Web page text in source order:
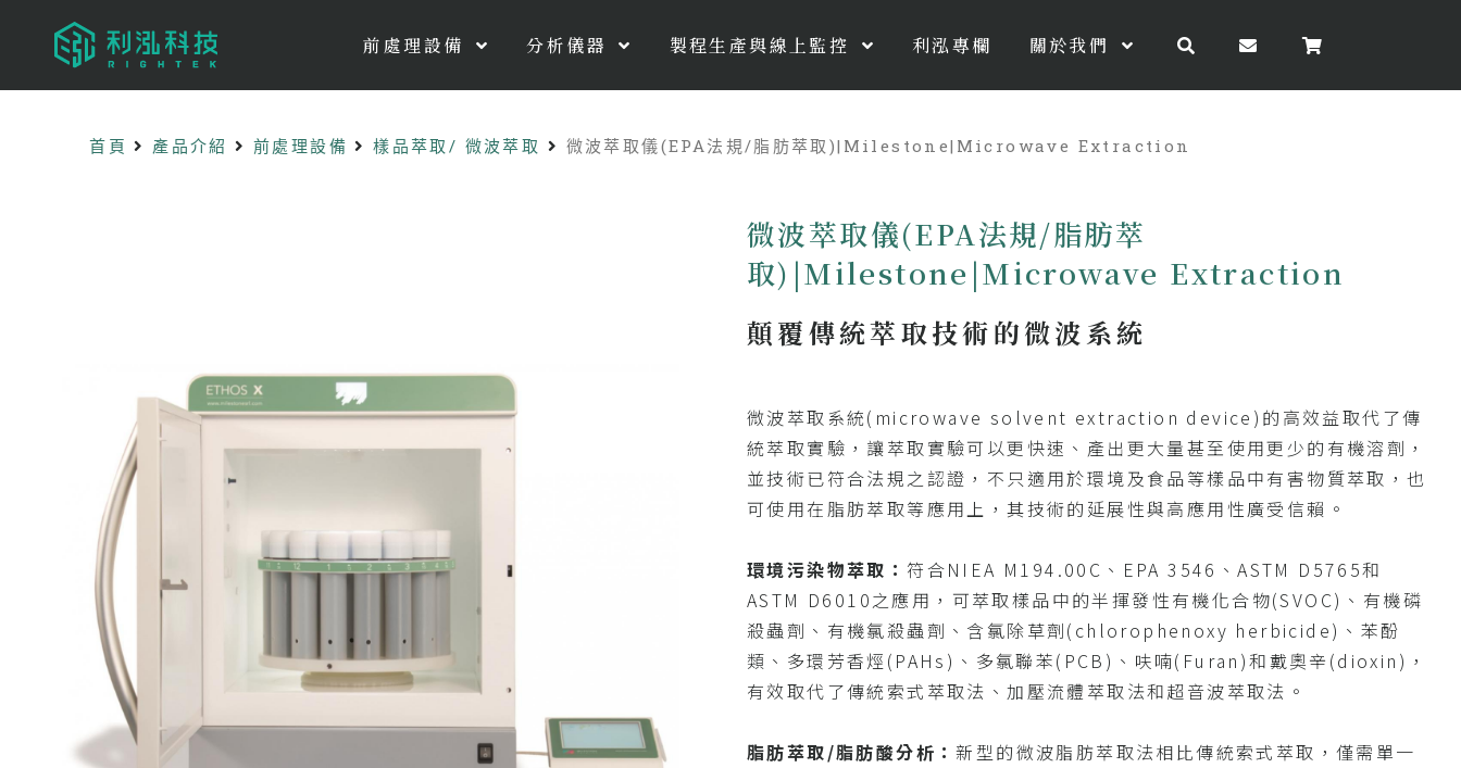
前處理設備 分析儀器 製程生產與線上監控 利泓專欄 關於我們
首頁 產品介紹 前處理設備 樣品萃取/ 微波萃取 微波萃取儀(EPA法規/脂肪萃取)|Milestone|Microwave Extraction
微波萃取儀(EPA法規/脂肪萃
取)|Milestone|Microwave Extraction
顛覆傳統萃取技術的微波系統
微波萃取系統(microwave solvent extraction device)的高效益取代了傳
統萃取實驗，讓萃取實驗可以更快速、產出更大量甚至使用更少的有機溶劑，
並技術已符合法規之認證，不只適用於環境及食品等樣品中有害物質萃取，也
可使用在脂肪萃取等應用上，其技術的延展性與高應用性廣受信賴。
環境污染物萃取： 符合NIEA M194.00C、EPA 3546、ASTM D5765和
ASTM D6010之應用，可萃取樣品中的半揮發性有機化合物(SVOC)、有機磷
殺蟲劑、有機氯殺蟲劑、含氯除草劑(chlorophenoxy herbicide)、苯酚
類、多環芳香烴(PAHs)、多氯聯苯(PCB)、呋喃(Furan)和戴奧辛(dioxin)，
有效取代了傳統索式萃取法、加壓流體萃取法和超音波萃取法。
脂肪萃取/脂肪酸分析：新型的微波脂肪萃取法相比傳統索式萃取，僅需單一